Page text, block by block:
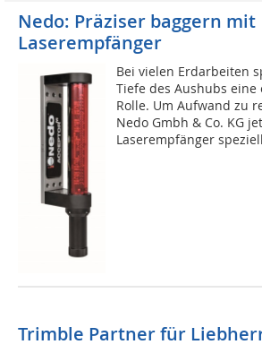
Nedo: Präziser baggern mit
Laserempfänger
Bei vielen Erdarbeiten
Tiefe des Aushubs
Rolle. Um Aufwand zu
Nedo Gmbh & Co. KG
Laserempfänger
Trimble Partner für